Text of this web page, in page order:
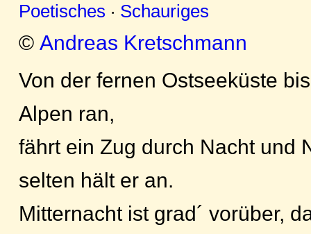
Poetisches · Schauriges
© Andreas Kretschmann
Von der fernen Ostseeküste
Alpen ran,
fährt ein Zug durch Nacht und
selten hält er an.
Mitternacht ist grad´ vorüber,